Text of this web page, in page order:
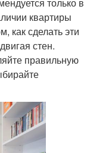
квартиры
как сделать эти
стен.
правильную